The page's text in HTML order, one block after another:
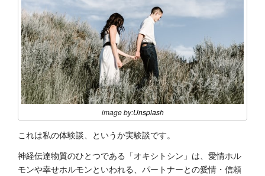
image by:Unsplash
これは私の体験談、というか実験談です。
神経伝達物質のひとつである「オキシトシン」は、愛情ホル
モンや幸せホルモンといわれる、パートナーとの愛情・信頼